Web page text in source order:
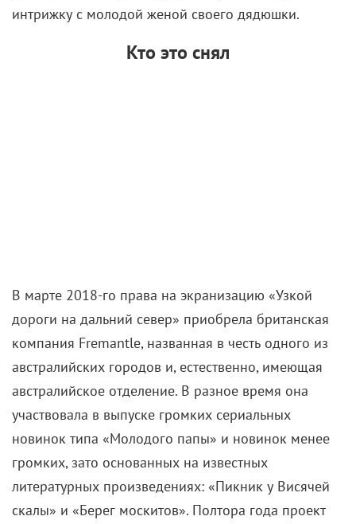
интрижку с молодой женой своего дядюшки.
Кто это снял
В марте 2018-го права на экранизацию «Узкой
дороги на дальний север» приобрела британская
компания Fremantle, названная в честь одного из
австралийских городов и, естественно, имеющая
австралийское отделение. В разное время она
участвовала в выпуске громких сериальных
новинок типа «Молодого папы» и новинок менее
громких, зато основанных на известных
литературных произведениях: «Пикник у Висячей
скалы» и «Берег москитов». Полтора года проект